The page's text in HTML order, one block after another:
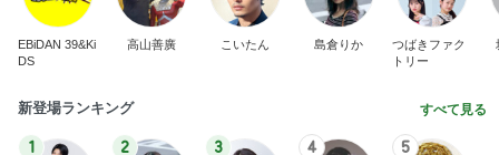
EBiDAN 39&Ki
DS
高山善廣 こいたん 島倉りか
つばきファク
トリー
新登場ランキング すべて見る
1 2 3 4 5